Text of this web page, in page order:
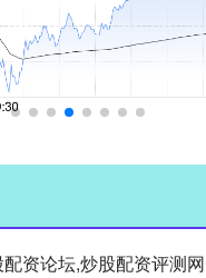
资论坛,炒股配资评测